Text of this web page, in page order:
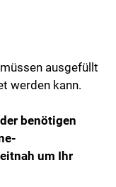
ausgefüllt
werden kann.
benötigen
um Ihr